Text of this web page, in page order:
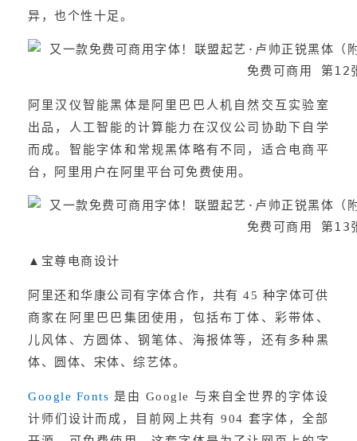
异，也个性十足。
阿里汉仪智能黑体是阿里巴巴人机自然交互实验室
出品，人工智能的计算能力在汉仪公司协助下自学
而成。智能字体和常规黑体略有不同，适合电商平
台，阿里用户在阿里平台可免费使用。
▲宝尊电商设计
阿里还和华康公司有字体合作，共有 45 种字体可供
商家在阿里巴巴集团使用，包括布丁体、彩带体、
儿风体、方圆体、钢笔体、海报体等，还有多种黑
体、圆体、宋体、综艺体。
Google Fonts 是由 Google 与来自全世界的字体设
计师们设计而成，目前网上共有 904 套字体，全部